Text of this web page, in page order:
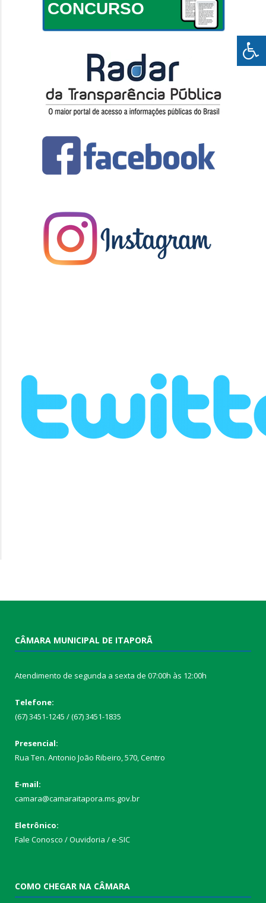
CONCURSO
CÂMARA MUNICIPAL DE ITAPORÃ
Atendimento de segunda a sexta de 07:00h às 12:00h
Telefone:
(67) 3451-1245 / (67) 3451-1835
Presencial:
Rua Ten. Antonio João Ribeiro, 570, Centro
E-mail:
camara@camaraitapora.ms.gov.br
Eletrônico:
Fale Conosco / Ouvidoria / e-SIC
COMO CHEGAR NA CÂMARA